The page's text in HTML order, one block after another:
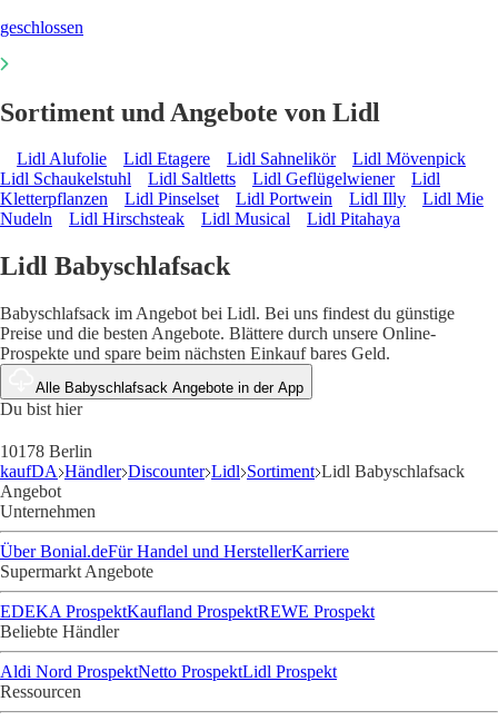
geschlossen
Sortiment und Angebote von Lidl
Lidl Alufolie Lidl Etagere Lidl Sahnelikör
Lidl Mövenpick
Lidl Schaukelstuhl
Lidl Saltletts Lidl Geflügelwiener
Lidl
Kletterpflanzen
Lidl Pinselset Lidl Portwein Lidl Illy
Lidl Mie
Nudeln
Lidl Hirschsteak Lidl Musical Lidl Pitahaya
Lidl Babyschlafsack
Babyschlafsack im Angebot bei Lidl. Bei uns findest du günstige
Preise und die besten Angebote. Blättere durch unsere Online-
Prospekte und spare beim nächsten Einkauf bares Geld.
Alle Babyschlafsack Angebote in der App
Du bist hier
10178 Berlin
kaufDA Händler Discounter Lidl Sortiment Lidl Babyschlafsack
Angebot
Unternehmen
Über Bonial.deFür Handel und HerstellerKarriere
Supermarkt Angebote
EDEKA ProspektKaufland ProspektREWE Prospekt
Beliebte Händler
Aldi Nord ProspektNetto ProspektLidl Prospekt
Ressourcen